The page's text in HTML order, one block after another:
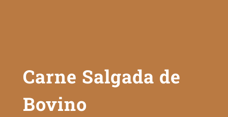
Carne Salgada de
Bovino